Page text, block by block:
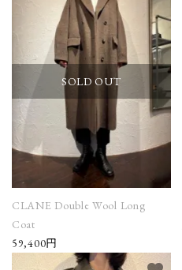
SOLD OUT
CLANE Double Wool Long
Coat
59,400円